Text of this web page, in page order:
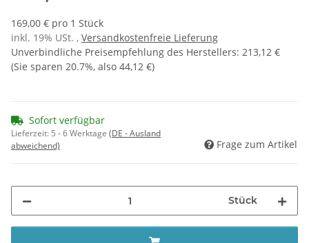
169,00 € pro 1 Stück
inkl. 19% USt. , Versandkostenfreie Lieferung
Unverbindliche Preisempfehlung des Herstellers: 213,12 €
(Sie sparen 20.7%, also 44,12 €)
Sofort verfügbar
Lieferzeit: 5 - 6 Werktage (DE - Ausland
abweichend)
Frage zum Artikel
Stück